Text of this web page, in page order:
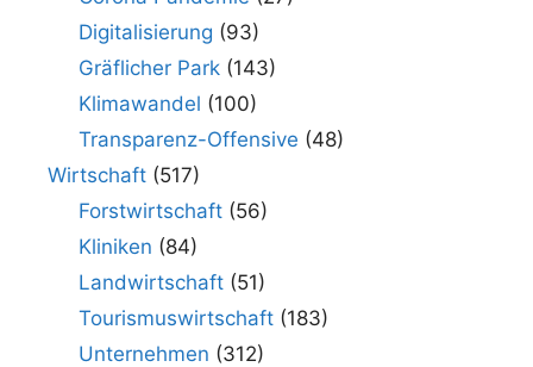
Digitalisierung (93)
Gräflicher Park(143)
Klimawandel (100)
Transparenz-Offensive (48)
Wirtschaft (517)
Forstwirtschaft(56)
Kliniken (84)
Landwirtschaft(51)
Tourismuswirtschaft(183)
Unternehmen (312)